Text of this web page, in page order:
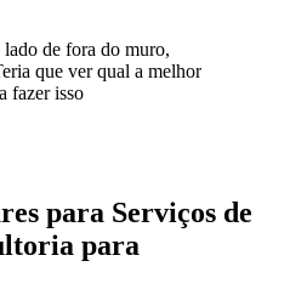
de fora do muro,
que ver qual a melhor
fazer isso
para Serviços de
para